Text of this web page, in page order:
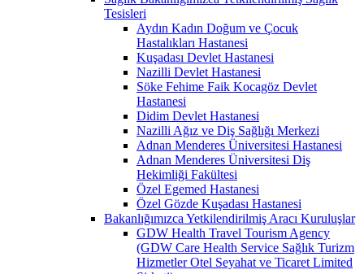
Tesisleri
Aydın Kadın Doğum ve Çocuk
Hastalıkları Hastanesi
Kuşadası Devlet Hastanesi
Nazilli Devlet Hastanesi
Söke Fehime Faik Kocagöz Devlet
Hastanesi
Didim Devlet Hastanesi
Nazilli Ağız ve Diş Sağlığı Merkezi
Adnan Menderes Üniversitesi Hastanesi
Adnan Menderes Üniversitesi Diş
Hekimliği Fakültesi
Özel Egemed Hastanesi
Özel Gözde Kuşadası Hastanesi
Bakanlığımızca Yetkilendirilmiş Aracı Kuruluşlar
GDW Health Travel Tourism Agency
(GDW Care Health Service Sağlık Turizm
Hizmetler Otel Seyahat ve Ticaret Limited